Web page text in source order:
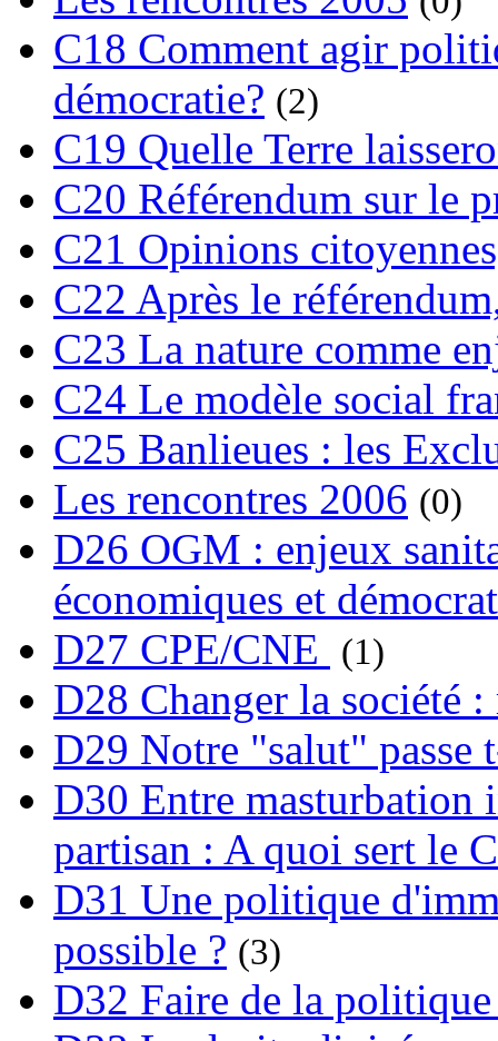
C18 Comment agir
démocratie? (2)
C19 Quelle Terre
C20 Référendum sur le
C21 Opinions
C22 Après le
C23 La nature comme
C24 Le modèle social
C25 Banlieues : les
Les rencontres 2006 (0)
D26 OGM : enjeux
économiques et
D27 CPE/CNE
(1)
D28 Changer la société
D29 Notre "salut" passe
D30 Entre masturbation
partisan : A quoi sert le
D31 Une politique
possible ? (3)
D32 Faire de la